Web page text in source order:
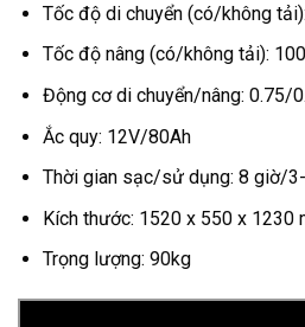
Tốc độ di chuyển (có/không
Tốc độ nâng (có/không tải):
Động cơ di chuyển/nâng: 0.75/
Ắc quy: 12V/80Ah
Thời gian sạc/sử dụng: 8 giờ/
Kích thước: 1520 x 550 x 1230
Trọng lượng: 90kg